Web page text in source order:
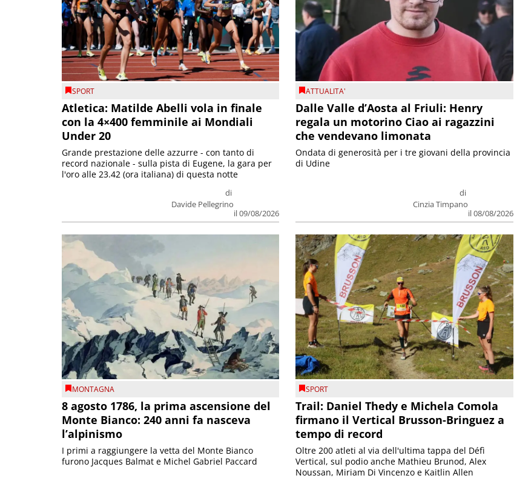
SPORT
Atletica: Matilde Abelli vola in finale
con la 4×400 femminile ai Mondiali
Under 20
di
Davide Pellegrino
il 09/08/2026
Grande prestazione delle azzurre - con tanto di
record nazionale - sulla pista di Eugene, la gara per
l'oro alle 23.42 (ora italiana) di questa notte
ATTUALITA'
Dalle Valle d’Aosta al Friuli: Henry
regala un motorino Ciao ai ragazzini
che vendevano limonata
di
Cinzia Timpano
il 08/08/2026
Ondata di generosità per i tre giovani della provincia
di Udine
MONTAGNA
8 agosto 1786, la prima ascensione del
Monte Bianco: 240 anni fa nasceva
l’alpinismo
I primi a raggiungere la vetta del Monte Bianco
furono Jacques Balmat e Michel Gabriel Paccard
SPORT
Trail: Daniel Thedy e Michela Comola
firmano il Vertical Brusson-Bringuez a
tempo di record
Oltre 200 atleti al via dell'ultima tappa del Défì
Vertical, sul podio anche Mathieu Brunod, Alex
Noussan, Miriam Di Vincenzo e Kaitlin Allen